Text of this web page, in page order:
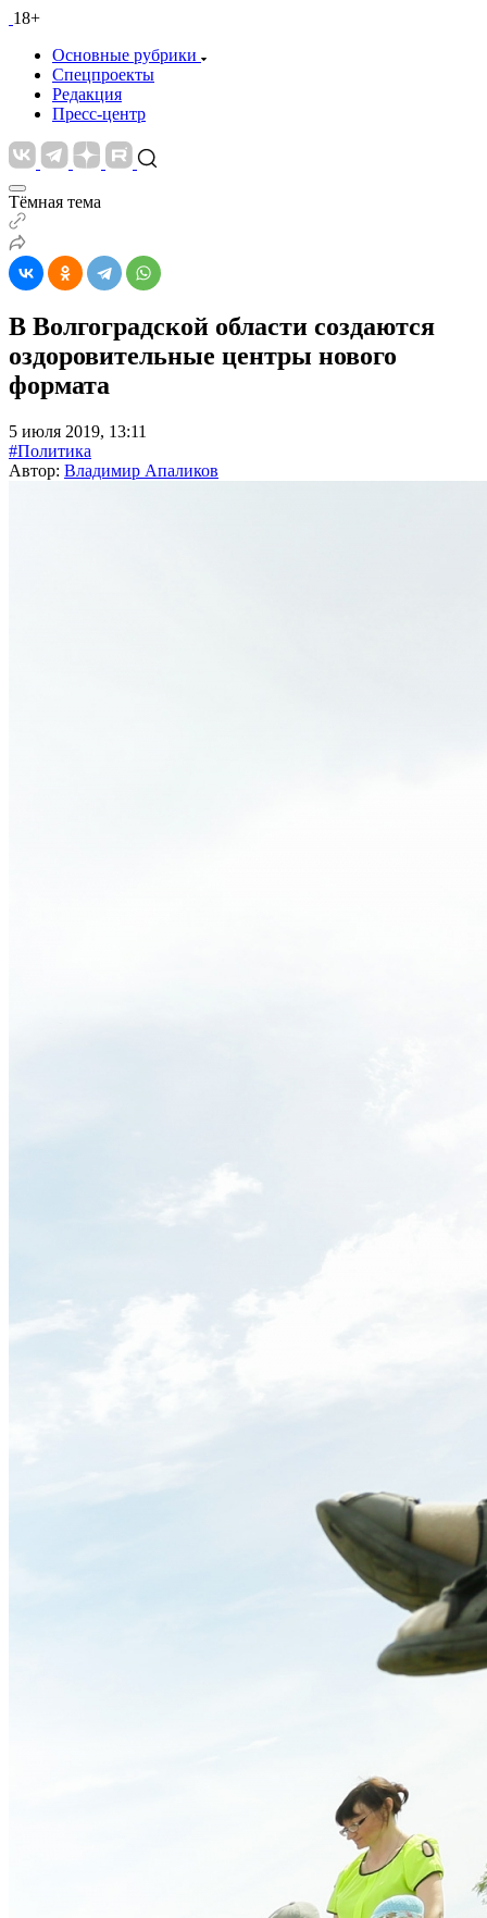
18+
Основные рубрики
Спецпроекты
Редакция
Пресс-центр
Тёмная тема
В Волгоградской области создаются
оздоровительные центры нового
формата
5 июля 2019, 13:11
#Политика
Автор: Владимир Апаликов